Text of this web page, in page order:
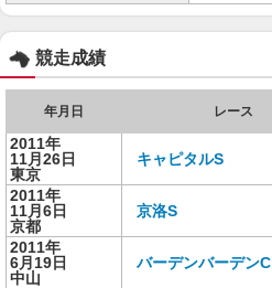
競走成績
年月日 レース
2011年
11月26日
東京
キャピタルS
2011年
11月6日
京都
京洛S
2011年
6月19日
中山
バーデンバーデンC